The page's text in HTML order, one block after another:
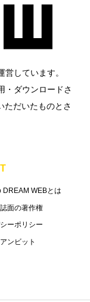
しています。
・ダウンロードさ
ただいたものとさ
DREAM WEBとは
面の著作権
ーポリシー
ンビット